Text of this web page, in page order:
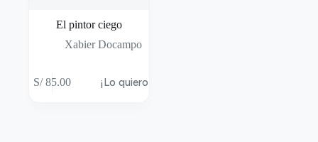
El pintor ciego
Xabier Docampo
S/85.00 ¡Lo quiero!